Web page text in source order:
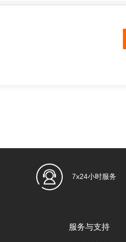
7x24小时服务
服务与支持